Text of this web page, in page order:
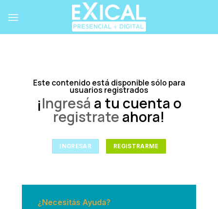
Este contenido está disponible sólo para
usuarios registrados
¡Ingresá a tu cuenta o
registrate ahora!
INGRESAR REGISTRARME
¿Necesitás Ayuda?